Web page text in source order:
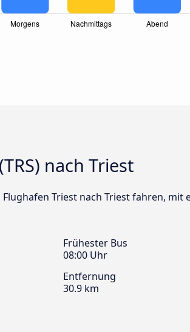
nach Triest
Triest nach Triest fahren, mit
Frühester Bus
08:00 Uhr
Entfernung
30.9 km